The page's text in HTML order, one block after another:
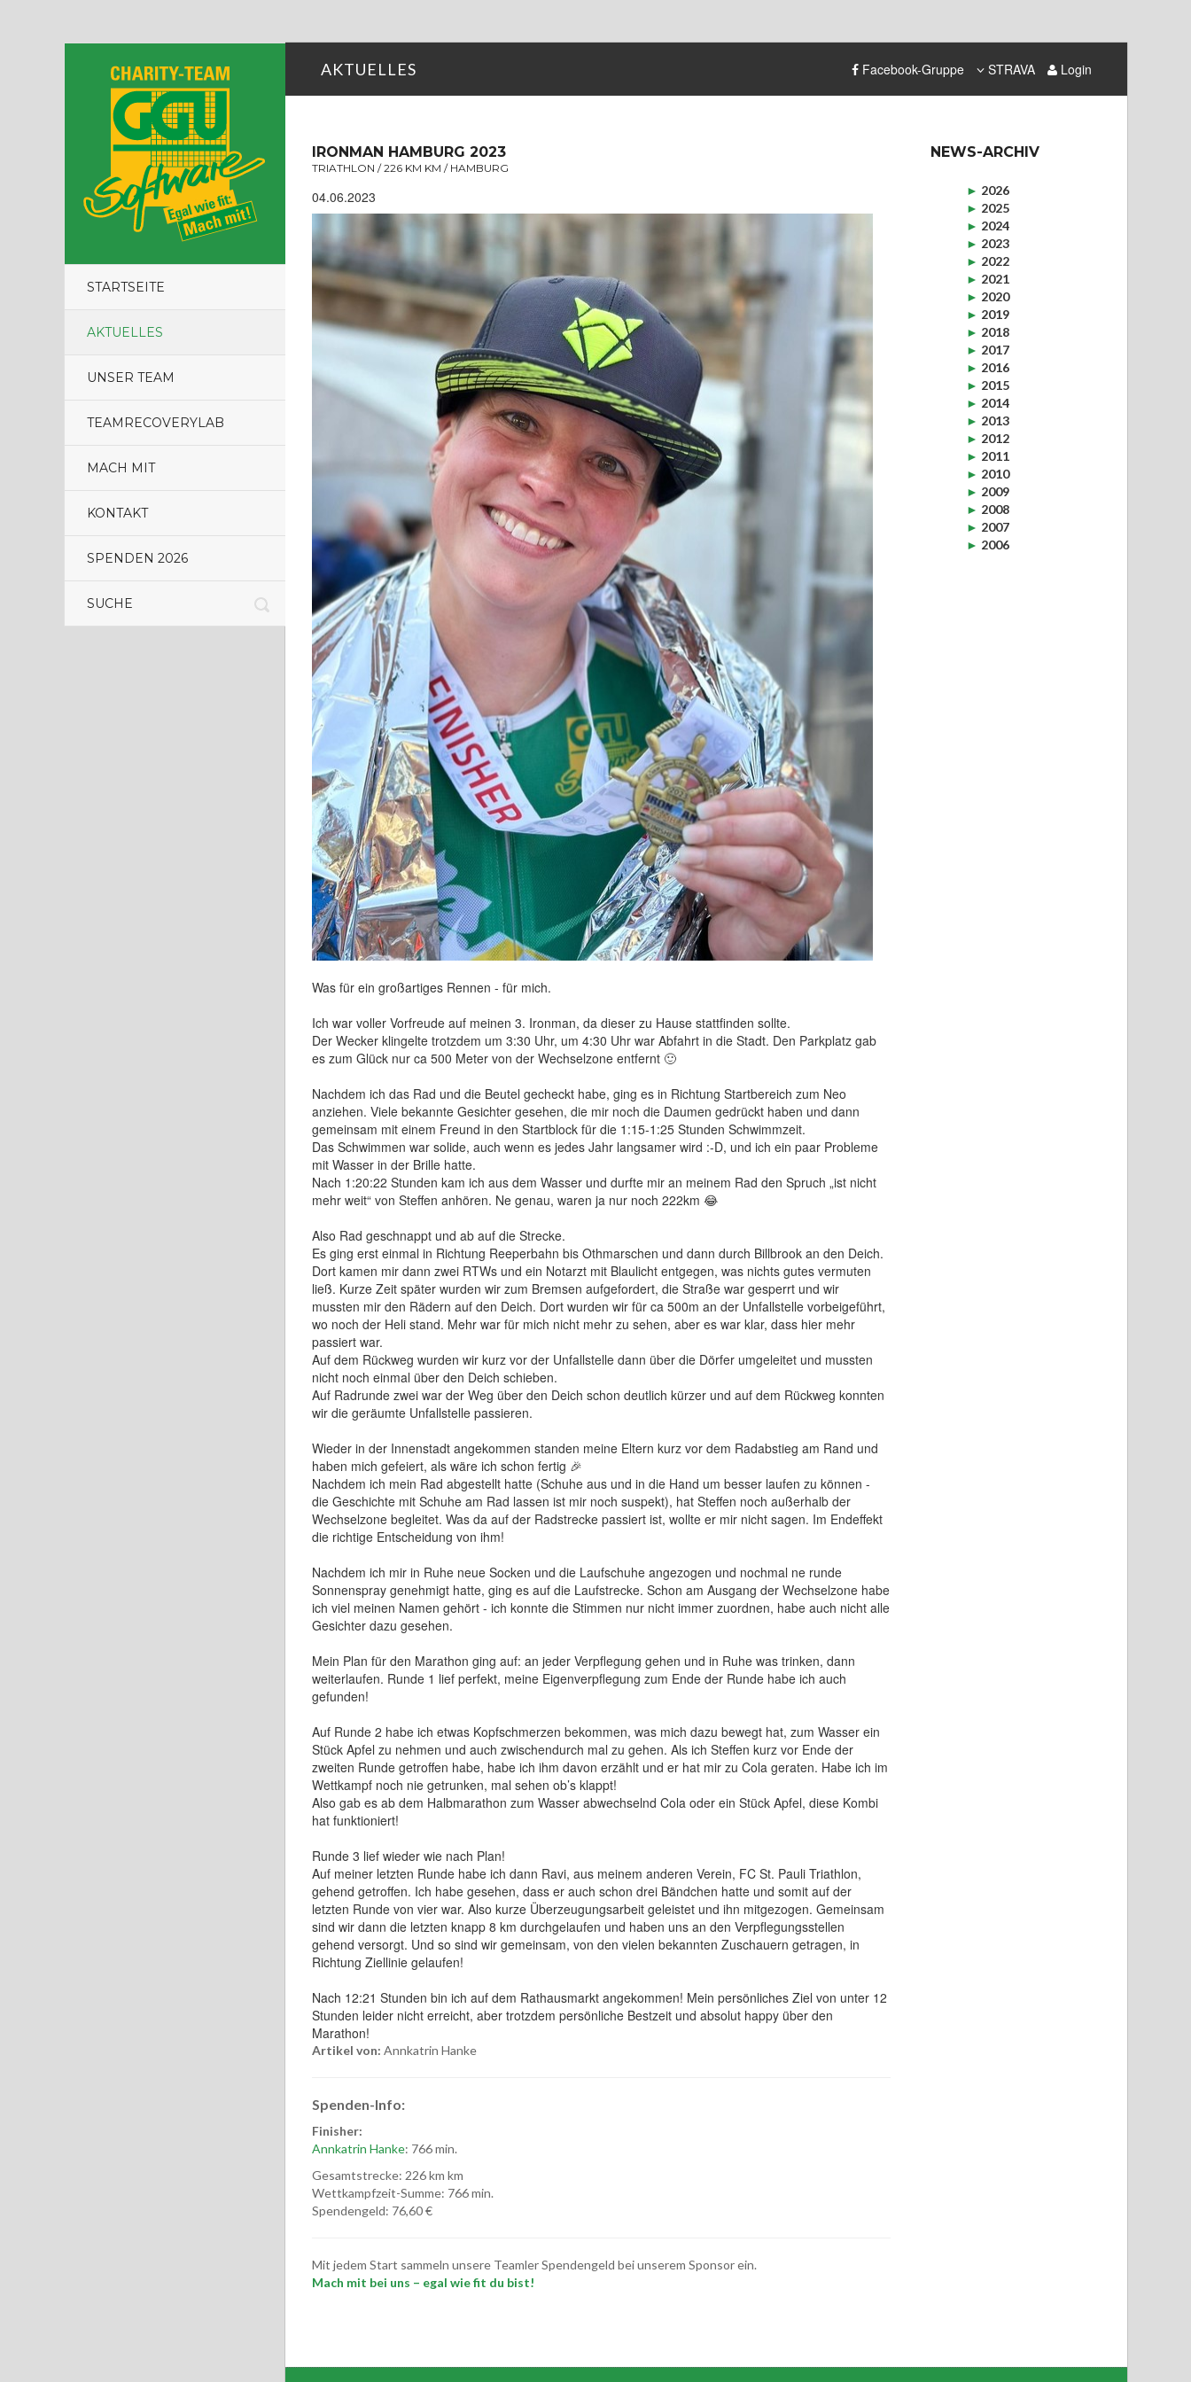
STARTSEITE
AKTUELLES
UNSER TEAM
TEAMRECOVERYLAB
MACH MIT
KONTAKT
SPENDEN 2026
AKTUELLES Facebook-Gruppe STRAVA Login
IRONMAN HAMBURG 2023
TRIATHLON / 226 KM KM / HAMBURG
04.06.2023
Was für ein großartiges Rennen - für mich.
Ich war voller Vorfreude auf meinen 3. Ironman, da dieser zu Hause stattfinden sollte.
Der Wecker klingelte trotzdem um 3:30 Uhr, um 4:30 Uhr war Abfahrt in die Stadt. Den Parkplatz gab
es zum Glück nur ca 500 Meter von der Wechselzone entfernt 🙂
Nachdem ich das Rad und die Beutel gecheckt habe, ging es in Richtung Startbereich zum Neo
anziehen. Viele bekannte Gesichter gesehen, die mir noch die Daumen gedrückt haben und dann
gemeinsam mit einem Freund in den Startblock für die 1:15-1:25 Stunden Schwimmzeit.
Das Schwimmen war solide, auch wenn es jedes Jahr langsamer wird :-D, und ich ein paar Probleme
mit Wasser in der Brille hatte.
Nach 1:20:22 Stunden kam ich aus dem Wasser und durfte mir an meinem Rad den Spruch „ist nicht
mehr weit“ von Steffen anhören. Ne genau, waren ja nur noch 222km 😂
Also Rad geschnappt und ab auf die Strecke.
Es ging erst einmal in Richtung Reeperbahn bis Othmarschen und dann durch Billbrook an den Deich.
Dort kamen mir dann zwei RTWs und ein Notarzt mit Blaulicht entgegen, was nichts gutes vermuten
ließ. Kurze Zeit später wurden wir zum Bremsen aufgefordert, die Straße war gesperrt und wir
mussten mir den Rädern auf den Deich. Dort wurden wir für ca 500m an der Unfallstelle vorbeigeführt,
wo noch der Heli stand. Mehr war für mich nicht mehr zu sehen, aber es war klar, dass hier mehr
passiert war.
Auf dem Rückweg wurden wir kurz vor der Unfallstelle dann über die Dörfer umgeleitet und mussten
nicht noch einmal über den Deich schieben.
Auf Radrunde zwei war der Weg über den Deich schon deutlich kürzer und auf dem Rückweg konnten
wir die geräumte Unfallstelle passieren.
Wieder in der Innenstadt angekommen standen meine Eltern kurz vor dem Radabstieg am Rand und
haben mich gefeiert, als wäre ich schon fertig 🎉
Nachdem ich mein Rad abgestellt hatte (Schuhe aus und in die Hand um besser laufen zu können -
die Geschichte mit Schuhe am Rad lassen ist mir noch suspekt), hat Steffen noch außerhalb der
Wechselzone begleitet. Was da auf der Radstrecke passiert ist, wollte er mir nicht sagen. Im Endeffekt
die richtige Entscheidung von ihm!
Nachdem ich mir in Ruhe neue Socken und die Laufschuhe angezogen und nochmal ne runde
Sonnenspray genehmigt hatte, ging es auf die Laufstrecke. Schon am Ausgang der Wechselzone habe
ich viel meinen Namen gehört - ich konnte die Stimmen nur nicht immer zuordnen, habe auch nicht alle
Gesichter dazu gesehen.
Mein Plan für den Marathon ging auf: an jeder Verpflegung gehen und in Ruhe was trinken, dann
weiterlaufen. Runde 1 lief perfekt, meine Eigenverpflegung zum Ende der Runde habe ich auch
gefunden!
Auf Runde 2 habe ich etwas Kopfschmerzen bekommen, was mich dazu bewegt hat, zum Wasser ein
Stück Apfel zu nehmen und auch zwischendurch mal zu gehen. Als ich Steffen kurz vor Ende der
zweiten Runde getroffen habe, habe ich ihm davon erzählt und er hat mir zu Cola geraten. Habe ich im
Wettkampf noch nie getrunken, mal sehen ob’s klappt!
Also gab es ab dem Halbmarathon zum Wasser abwechselnd Cola oder ein Stück Apfel, diese Kombi
hat funktioniert!
Runde 3 lief wieder wie nach Plan!
Auf meiner letzten Runde habe ich dann Ravi, aus meinem anderen Verein, FC St. Pauli Triathlon,
gehend getroffen. Ich habe gesehen, dass er auch schon drei Bändchen hatte und somit auf der
letzten Runde von vier war. Also kurze Überzeugungsarbeit geleistet und ihn mitgezogen. Gemeinsam
sind wir dann die letzten knapp 8 km durchgelaufen und haben uns an den Verpflegungsstellen
gehend versorgt. Und so sind wir gemeinsam, von den vielen bekannten Zuschauern getragen, in
Richtung Ziellinie gelaufen!
Nach 12:21 Stunden bin ich auf dem Rathausmarkt angekommen! Mein persönliches Ziel von unter 12
Stunden leider nicht erreicht, aber trotzdem persönliche Bestzeit und absolut happy über den
Marathon!
Artikel von: Annkatrin Hanke
Spenden-Info:
Finisher:
Annkatrin Hanke: 766 min.
Gesamtstrecke: 226 km km
Wettkampfzeit-Summe: 766 min.
Spendengeld: 76,60 €
Mit jedem Start sammeln unsere Teamler Spendengeld bei unserem Sponsor ein.
Mach mit bei uns – egal wie fit du bist!
NEWS-ARCHIV
► 2026
► 2025
► 2024
► 2023
► 2022
► 2021
► 2020
► 2019
► 2018
► 2017
► 2016
► 2015
► 2014
► 2013
► 2012
► 2011
► 2010
► 2009
► 2008
► 2007
► 2006